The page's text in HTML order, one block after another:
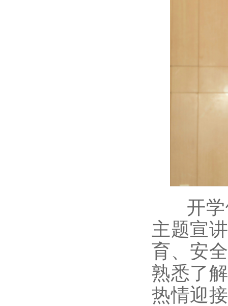
开学
主题宣讲
育、安全
熟悉了
热情迎